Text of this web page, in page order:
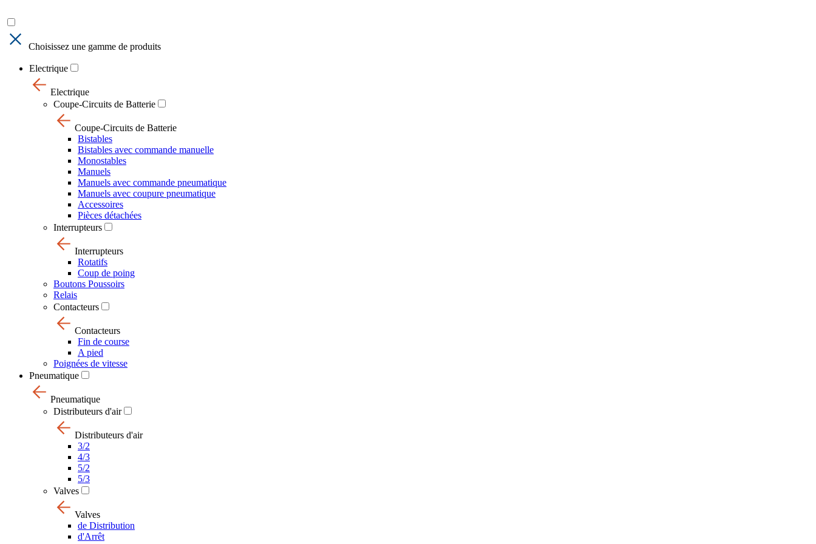
Choisissez une gamme de produits
Electrique
Electrique
Coupe-Circuits de Batterie
Coupe-Circuits de Batterie
Bistables
Bistables avec commande manuelle
Monostables
Manuels
Manuels avec commande pneumatique
Manuels avec coupure pneumatique
Accessoires
Pièces détachées
Interrupteurs
Interrupteurs
Rotatifs
Coup de poing
Boutons Poussoirs
Relais
Contacteurs
Contacteurs
Fin de course
A pied
Poignées de vitesse
Pneumatique
Pneumatique
Distributeurs d'air
Distributeurs d'air
3/2
4/3
5/2
5/3
Valves
Valves
de Distribution
d'Arrêt